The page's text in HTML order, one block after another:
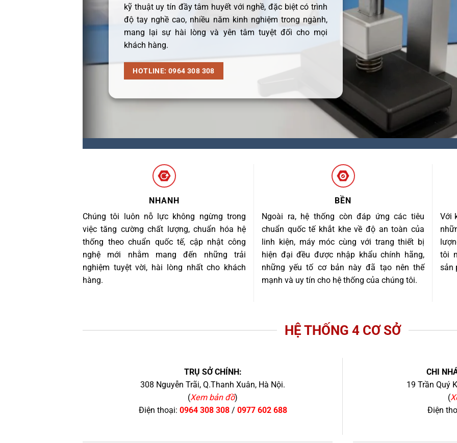
kỹ thuật uy tín đầy tâm huyết với nghề, đặc biệt có trình
độ tay nghề cao, nhiều năm kinh nghiệm trong ngành,
mang lại sự hài lòng và yên tâm tuyệt đối cho mọi
khách hàng.
HOTLINE: 0964 308 308
NHANH
Chúng tôi luôn nỗ lực không ngừng trong
việc tăng cường chất lượng, chuẩn hóa hệ
thống theo chuẩn quốc tế, cập nhật công
nghệ mới nhằm mang đến những trải
nghiệm tuyệt vời, hài lòng nhất cho khách
hàng.
BỀN
Ngoài ra, hệ thống còn đáp ứng các tiêu
chuẩn quốc tế khắt khe về độ an toàn của
linh kiện, máy móc cùng với trang thiết bị
hiện đại đều được nhập khẩu chính hãng,
những yếu tố cơ bản này đã tạo nên thế
mạnh và uy tín cho hệ thống của chúng tôi.
Với
tôi
sản
HỆ THỐNG 4 CƠ SỞ
TRỤ SỞ CHÍNH:
308 Nguyễn Trãi, Q.Thanh Xuân, Hà Nội.
(Xem bản đồ)
Điện thoại: 0964 308 308/ 0977 602 688
CHI
19 Trần Quý
(
Điện